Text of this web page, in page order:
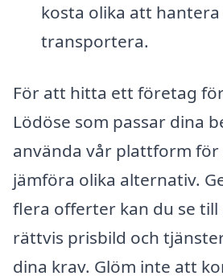
kosta olika att hantera
transportera.
För att hitta ett företag
Lödöse som passar dina
använda vår plattform
jämföra olika alternativ.
flera offerter kan du se
rättvis prisbild och
dina krav. Glöm inte att